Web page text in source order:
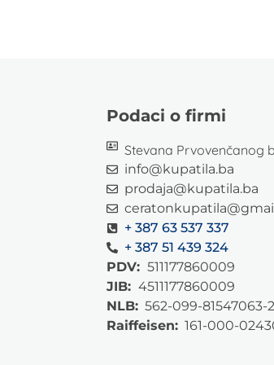
Podaci o firmi
Stevana Prvovenčanog
info@kupatila.ba
prodaja@kupatila.ba
+ 387 63 537 337
+ 387 51 439 324
PDV: 511177860009
JIB: 4511177860009
NLB:562-099-81547063-
Raiffeisen:161-000-